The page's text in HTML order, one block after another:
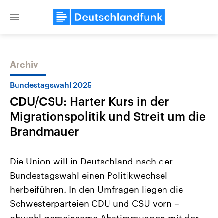
Close
Themen
2026
Alle Informationen
Sachsen-Anhalt wählt am 6.
September 2026 einen neuen
Landtag. Seit 2021 wird das
Bundesland von einer Koalition aus
Aktuelle Beiträge,
Hintergründe
Wirtschaftlich und
gehören die Vereinigten
den mächtigsten Ländern
mit großem Einfluss auf
Archiv
Bundestagswahl 2025
CDU/CSU: Harter Kurs in der
Migrationspolitik und Streit um die
Brandmauer
Die Union will in Deutschland nach der
Bundestagswahl einen Politikwechsel
herbeiführen. In den Umfragen liegen die
Schwesterparteien CDU und CSU vorn –